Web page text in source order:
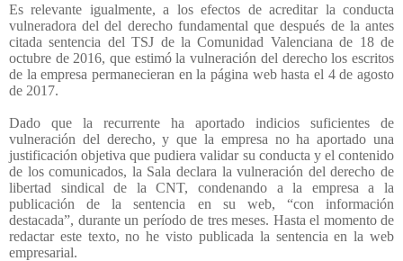
Es relevante igualmente, a los efectos de acreditar la conducta
vulneradora del del derecho fundamental que después de la antes
citada sentencia del TSJ de la Comunidad Valenciana de 18 de
octubre de 2016, que estimó la vulneración del derecho los escritos
de la empresa permanecieran en la página web hasta el 4 de agosto
de 2017.
Dado que la recurrente ha aportado indicios suficientes de
vulneración del derecho, y que la empresa no ha aportado una
justificación objetiva que pudiera validar su conducta y el contenido
de los comunicados, la Sala declara la vulneración del derecho de
libertad sindical de la CNT, condenando a la empresa a la
publicación de la sentencia en su web, “con información
destacada”, durante un período de tres meses. Hasta el momento de
redactar este texto, no he visto publicada la sentencia en la web
empresarial.